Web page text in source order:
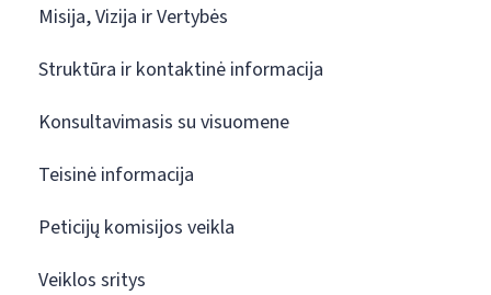
Misija, Vizija ir Vertybės
Struktūra ir kontaktinė informacija
Konsultavimasis su visuomene
Teisinė informacija
Peticijų komisijos veikla
Veiklos sritys